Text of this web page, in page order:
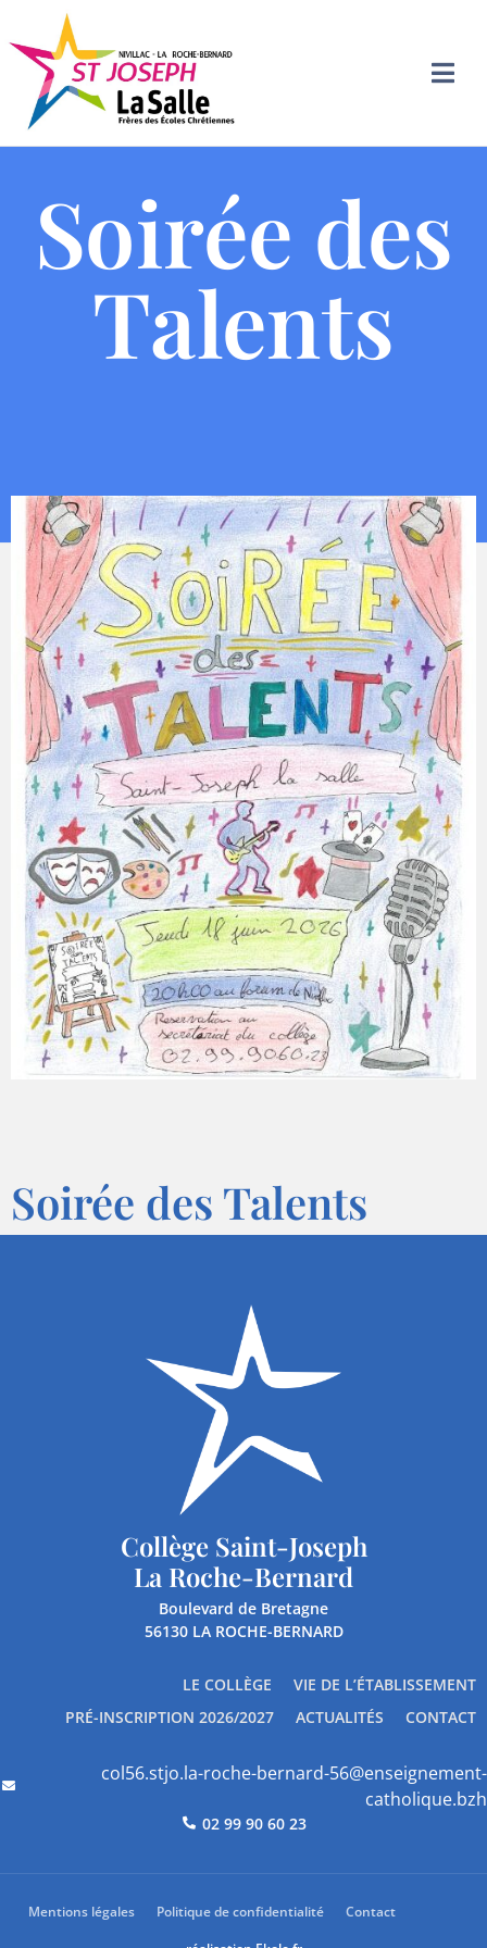
Soirée des
Talents
Soirée des Talents
Collège Saint-Joseph
La Roche-Bernard
Boulevard de Bretagne
56130 LA ROCHE-BERNARD
LE COLLÈGE
VIE DE L’ÉTABLISSEMENT
PRÉ-INSCRIPTION 2026/2027
ACTUALITÉS CONTACT
col56.stjo.la-roche-bernard-56@enseignement-
catholique.bzh
02 99 90 60 23
Mentions légales Politique de confidentialité
Contact